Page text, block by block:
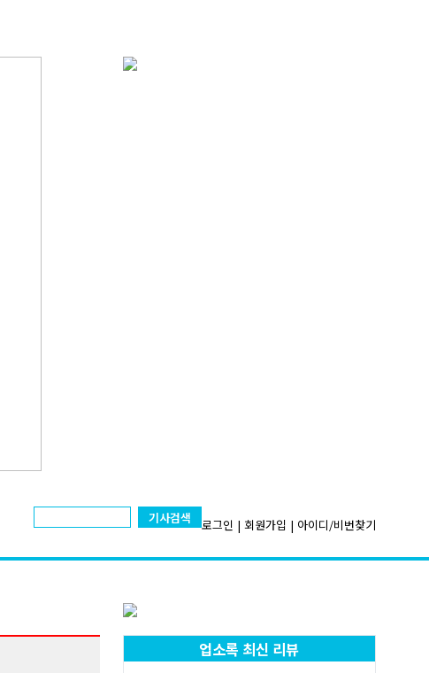
기사검색 로그인 | 회원가입 | 아이디/비번찾기
업소록 최신 리뷰